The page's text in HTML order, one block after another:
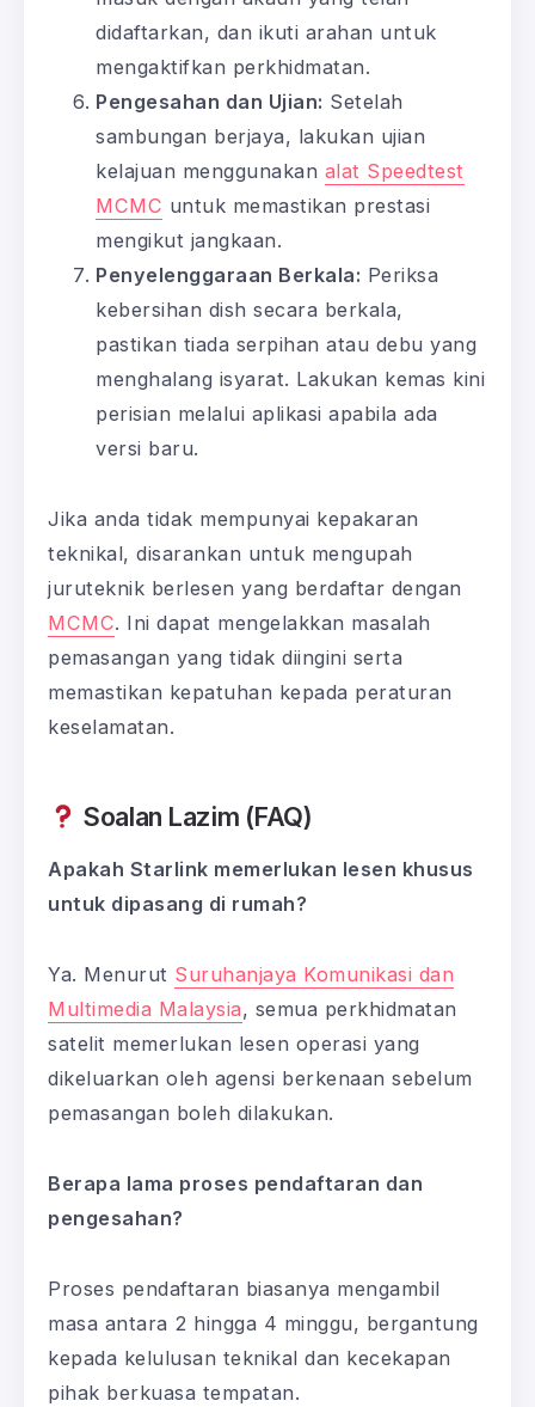
didaftarkan, dan ikuti arahan untuk
mengaktifkan perkhidmatan.
Pengesahan dan Ujian: Setelah
sambungan berjaya, lakukan ujian
kelajuan menggunakan alat Speedtest
MCMC untuk memastikan prestasi
mengikut jangkaan.
Penyelenggaraan Berkala: Periksa
kebersihan dish secara berkala,
pastikan tiada serpihan atau debu yang
menghalang isyarat. Lakukan kemas kini
perisian melalui aplikasi apabila ada
versi baru.
Jika anda tidak mempunyai kepakaran
teknikal, disarankan untuk mengupah
juruteknik berlesen yang berdaftar dengan
MCMC. Ini dapat mengelakkan masalah
pemasangan yang tidak diingini serta
memastikan kepatuhan kepada peraturan
keselamatan.
Soalan Lazim (FAQ)
Apakah Starlink memerlukan lesen khusus
untuk dipasang di rumah?
Ya. Menurut Suruhanjaya Komunikasi dan
Multimedia Malaysia, semua perkhidmatan
satelit memerlukan lesen operasi yang
dikeluarkan oleh agensi berkenaan sebelum
pemasangan boleh dilakukan.
Berapa lama proses pendaftaran dan
pengesahan?
Proses pendaftaran biasanya mengambil
masa antara 2 hingga 4 minggu, bergantung
kepada kelulusan teknikal dan kecekapan
pihak berkuasa tempatan.